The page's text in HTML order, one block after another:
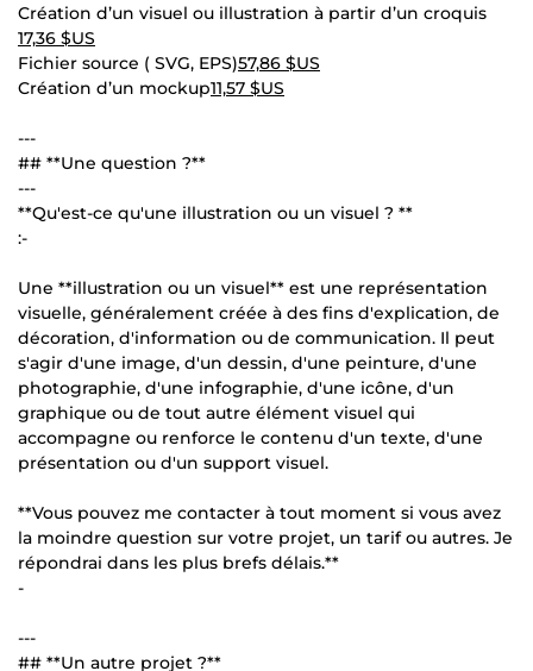
Création d’un visuel ou illustration à partir d’un croquis
17,36 $US
Fichier source ( SVG, EPS)57,86 $US
Création d’un mockup11,57 $US
---
## **Une question ?**
---
**Qu'est-ce qu'une illustration ou un visuel ? **
:-
Une **illustration ou un visuel** est une représentation
visuelle, généralement créée à des fins d'explication, de
décoration, d'information ou de communication. Il peut
s'agir d'une image, d'un dessin, d'une peinture, d'une
photographie, d'une infographie, d'une icône, d'un
graphique ou de tout autre élément visuel qui
accompagne ou renforce le contenu d'un texte, d'une
présentation ou d'un support visuel.
**Vous pouvez me contacter à tout moment si vous avez
la moindre question sur votre projet, un tarif ou autres. Je
répondrai dans les plus brefs délais.**
-
---
## **Un autre projet ?**